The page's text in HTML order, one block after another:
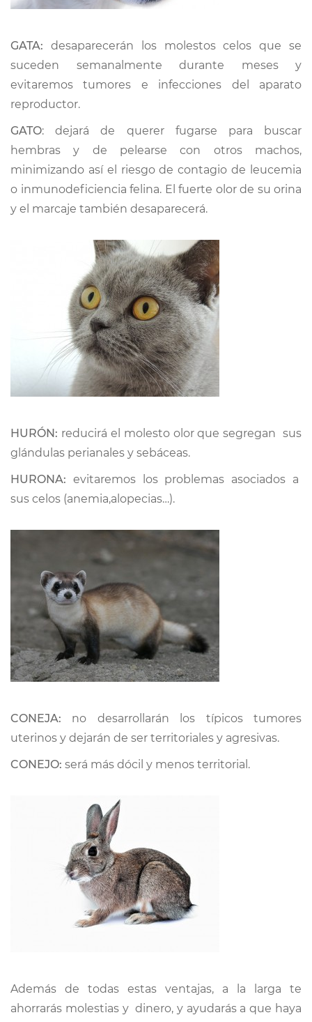
GATA: desaparecerán los molestos celos que se
suceden semanalmente durante meses y
evitaremos tumores e infecciones del aparato
reproductor.
GATO: dejará de querer fugarse para buscar
hembras y de pelearse con otros machos,
minimizando así el riesgo de contagio de leucemia
o inmunodeficiencia felina. El fuerte olor de su orina
y el marcaje también desaparecerá.
HURÓN: reducirá el molesto olor que segregan sus
glándulas perianales y sebáceas.
HURONA: evitaremos los problemas asociados a
sus celos (anemia,alopecias…).
CONEJA: no desarrollarán los típicos tumores
uterinos y dejarán de ser territoriales y agresivas.
CONEJO: será más dócil y menos territorial.
Además de todas estas ventajas, a la larga te
ahorrarás molestias y dinero, y ayudarás a que haya